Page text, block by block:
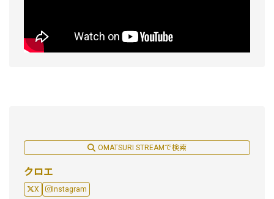
OMATSURI STREAMで検索
クロエ
X Instagram